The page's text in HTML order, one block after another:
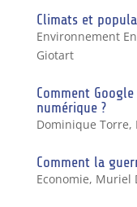
Climats et
Environnement
Giotart
Comment
numérique ?
Dominique Torre,
Comment la
Economie, Muriel